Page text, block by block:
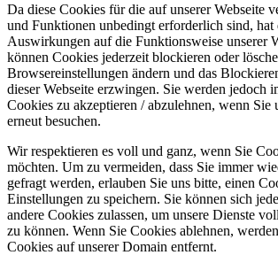
Da diese Cookies für die auf unserer Webseite
und Funktionen unbedingt erforderlich sind,
Auswirkungen auf die Funktionsweise unserer
können Cookies jederzeit blockieren oder
Browsereinstellungen ändern und das
dieser Webseite erzwingen. Sie werden jedoch
Cookies zu akzeptieren / abzulehnen, wenn Sie
erneut besuchen.
Wir respektieren es voll und ganz, wenn Sie
möchten. Um zu vermeiden, dass Sie immer
gefragt werden, erlauben Sie uns bitte, einen
Einstellungen zu speichern. Sie können sich
andere Cookies zulassen, um unsere Dienste
zu können. Wenn Sie Cookies ablehnen,
Cookies auf unserer Domain entfernt.